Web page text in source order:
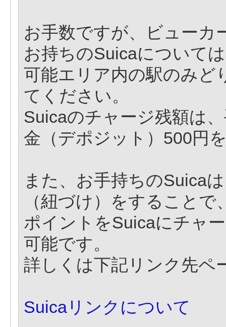
お手数ですが、ビューカ
お持ちのSuicaについて
可能エリア内の駅のみど
てください。
Suicaのチャージ残額は
金（デポジット）500円
また、お手持ちのSuica
（紐づけ）をすること
ポイントをSuicaにチャ
可能です。
詳しくは下記リンク先ペ
Suicaリンクについて